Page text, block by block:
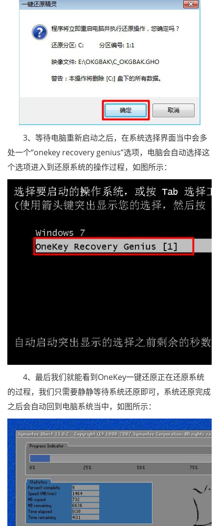
3、等待电脑重新启动之后，在系统选择界面当中会多
处一个“onekey recovery genius”选项，电脑会自动选择这
个选项进入到还原系统的操作过程，如图所示：
4、最后我们就能看到OneKey一键还原正在还原系统
的过程，我们只需要静静等待系统还原即可，系统还原完成
之后会自动回到电脑系统当中，如图所示：